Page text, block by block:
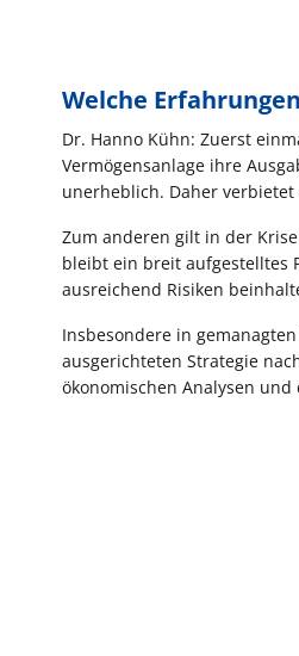
Welche
Dr. Hanno Kühn: Zuerst
Vermögensanlage ihre
unerheblich. Daher
Zum anderen gilt in der
bleibt ein breit aufgestelltes
ausreichend Risiken
Insbesondere in
ausgerichteten Strategie
ökonomischen Analysen